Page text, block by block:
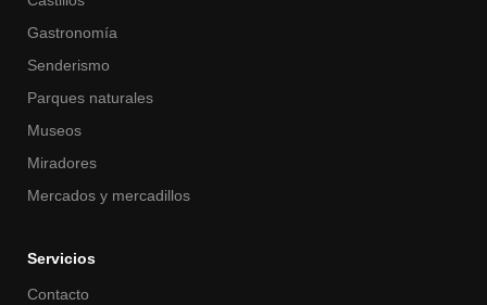
Gastronomía
Senderismo
Parques naturales
Museos
Miradores
Mercados y mercadillos
Servicios
Contacto